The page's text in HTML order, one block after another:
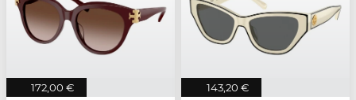
172,00 € 143,20 €